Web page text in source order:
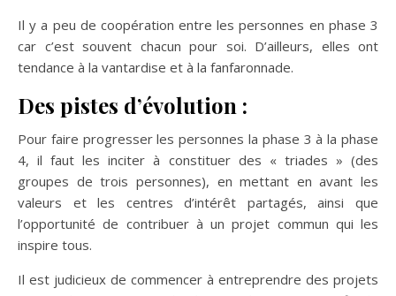
Il y a peu de coopération entre les personnes en phase 3
car c’est souvent chacun pour soi. D’ailleurs, elles ont
tendance à la vantardise et à la fanfaronnade.
Des pistes d’évolution :
Pour faire progresser les personnes la phase 3 à la phase
4, il faut les inciter à constituer des « triades » (des
groupes de trois personnes), en mettant en avant les
valeurs et les centres d’intérêt partagés, ainsi que
l’opportunité de contribuer à un projet commun qui les
inspire tous.
Il est judicieux de commencer à entreprendre des projets